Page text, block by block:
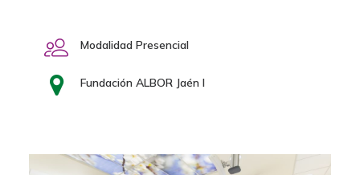
Modalidad Presencial
Fundación ALBOR Jaén I